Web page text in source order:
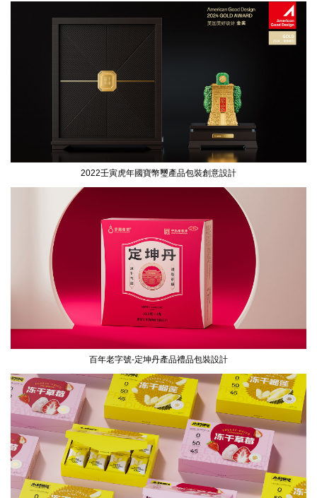
2022壬寅虎年國寶幣璽產品包裝創意設計
百年老字號-定坤丹產品禮品包裝設計